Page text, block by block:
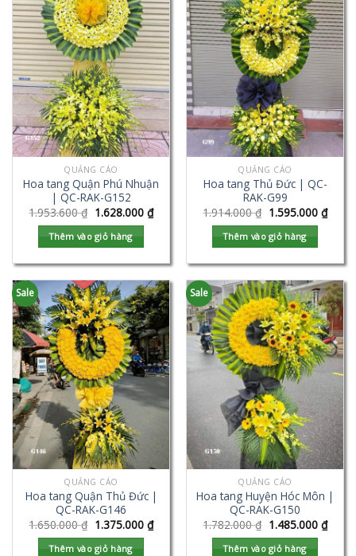
QUẢNG CÁO
Hoa tang Quận Phú Nhuận
| QC-RAK-G152
1.953.600₫ 1.628.000 ₫
Thêm vào giỏ hàng
QUẢNG CÁO
Hoa tang Thủ Đức | QC-
RAK-G99
1.914.000₫ 1.595.000 ₫
Thêm vào giỏ hàng
Sale
QUẢNG CÁO
Hoa tang Quận Thủ Đức |
QC-RAK-G146
1.650.000₫ 1.375.000 ₫
Thêm vào giỏ hàng
Sale
QUẢNG CÁO
Hoa tang Huyện Hóc Môn |
QC-RAK-G150
1.782.000₫ 1.485.000 ₫
Thêm vào giỏ hàng